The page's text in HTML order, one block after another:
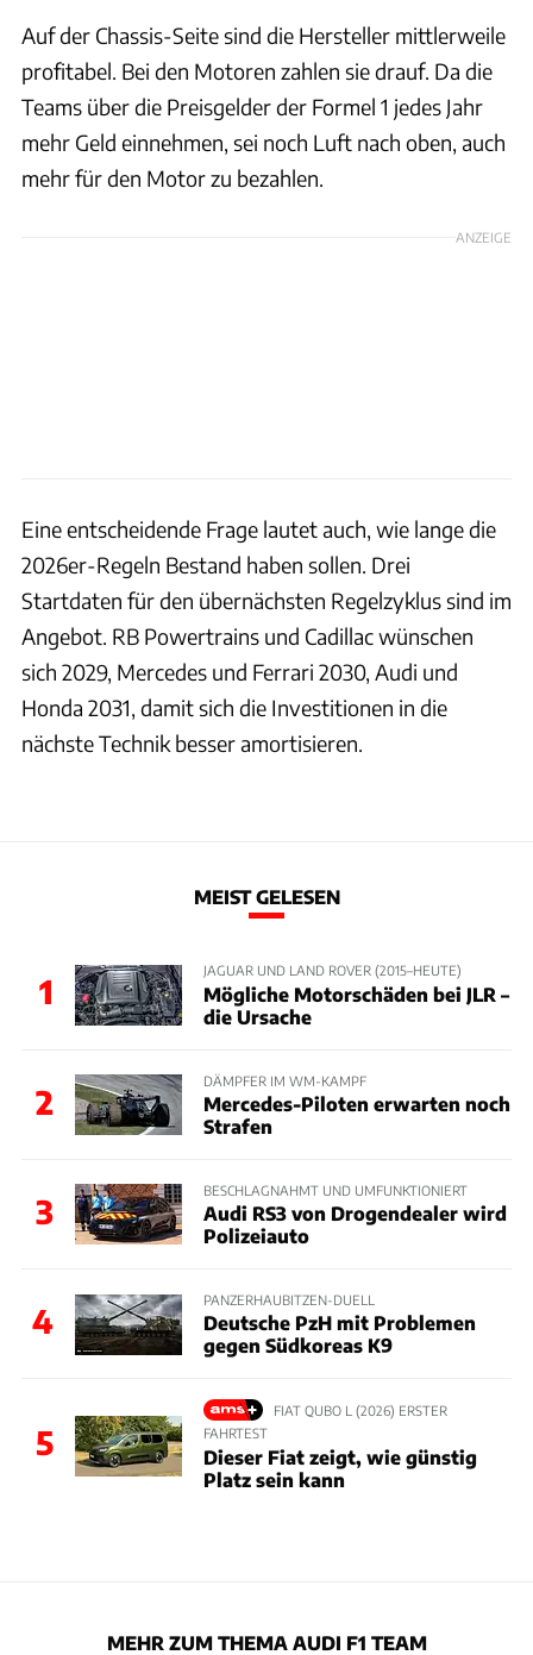
Auf der Chassis-Seite sind die Hersteller mittlerweile
profitabel. Bei den Motoren zahlen sie drauf. Da die
Teams über die Preisgelder der Formel 1 jedes Jahr
mehr Geld einnehmen, sei noch Luft nach oben, auch
mehr für den Motor zu bezahlen.
ANZEIGE
Eine entscheidende Frage lautet auch, wie lange die
2026er-Regeln Bestand haben sollen. Drei
Startdaten für den übernächsten Regelzyklus sind im
Angebot. RB Powertrains und Cadillac wünschen
sich 2029, Mercedes und Ferrari 2030, Audi und
Honda 2031, damit sich die Investitionen in die
nächste Technik besser amortisieren.
MEIST GELESEN
1
JAGUAR UND LAND ROVER (2015–HEUTE)
Mögliche Motorschäden bei JLR –
die Ursache
2
DÄMPFER IM WM-KAMPF
Mercedes-Piloten erwarten noch
Strafen
3
BESCHLAGNAHMT UND UMFUNKTIONIERT
Audi RS3 von Drogendealer wird
Polizeiauto
4
PANZERHAUBITZEN-DUELL
Deutsche PzH mit Problemen
gegen Südkoreas K9
5
FIAT QUBO L (2026) ERSTER
FAHRTEST
Dieser Fiat zeigt, wie günstig
Platz sein kann
MEHR ZUM THEMA AUDI F1 TEAM